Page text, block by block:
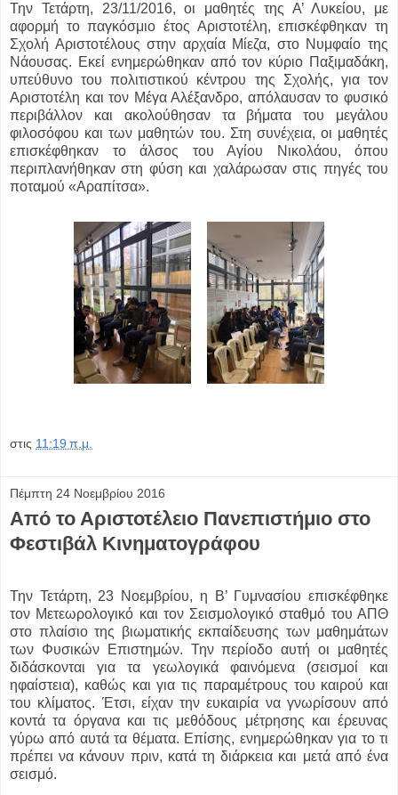
Την Τετάρτη, 23/11/2016, οι μαθητές της Α’ Λυκείου, με
αφορμή το παγκόσμιο έτος Αριστοτέλη, επισκέφθηκαν τη
Σχολή Αριστοτέλους στην αρχαία Μίεζα, στο Νυμφαίο της
Νάουσας. Εκεί ενημερώθηκαν από τον κύριο Παξιμαδάκη,
υπεύθυνο του πολιτιστικού κέντρου της Σχολής, για τον
Αριστοτέλη και τον Μέγα Αλέξανδρο, απόλαυσαν το φυσικό
περιβάλλον και ακολούθησαν τα βήματα του μεγάλου
φιλοσόφου και των μαθητών του. Στη συνέχεια, οι μαθητές
επισκέφθηκαν το άλσος του Αγίου Νικολάου, όπου
περιπλανήθηκαν στη φύση και χαλάρωσαν στις πηγές του
ποταμού «Αραπίτσα».
στις 11:19 π.μ.
Πέμπτη 24 Νοεμβρίου 2016
Από το Αριστοτέλειο Πανεπιστήμιο στο
Φεστιβάλ Κινηματογράφου
Την Τετάρτη, 23 Νοεμβρίου, η Β’ Γυμνασίου επισκέφθηκε
τον Μετεωρολογικό και τον Σεισμολογικό σταθμό του ΑΠΘ
στο πλαίσιο της βιωματικής εκπαίδευσης των μαθημάτων
των Φυσικών Επιστημών. Την περίοδο αυτή οι μαθητές
διδάσκονται για τα γεωλογικά φαινόμενα (σεισμοί και
ηφαίστεια), καθώς και για τις παραμέτρους του καιρού και
του κλίματος. Έτσι, είχαν την ευκαιρία να γνωρίσουν από
κοντά τα όργανα και τις μεθόδους μέτρησης και έρευνας
γύρω από αυτά τα θέματα. Επίσης, ενημερώθηκαν για το τι
πρέπει να κάνουν πριν, κατά τη διάρκεια και μετά από ένα
σεισμό.